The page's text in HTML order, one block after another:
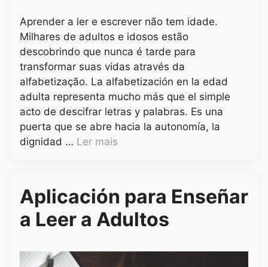
Aprender a ler e escrever não tem idade.
Milhares de adultos e idosos estão
descobrindo que nunca é tarde para
transformar suas vidas através da
alfabetização. La alfabetización en la edad
adulta representa mucho más que el simple
acto de descifrar letras y palabras. Es una
puerta que se abre hacia la autonomía, la
dignidad … Ler mais
Aplicación para Enseñar
a Leer a Adultos